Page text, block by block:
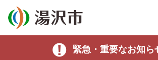
の
ー
緊急・重要なお知ら